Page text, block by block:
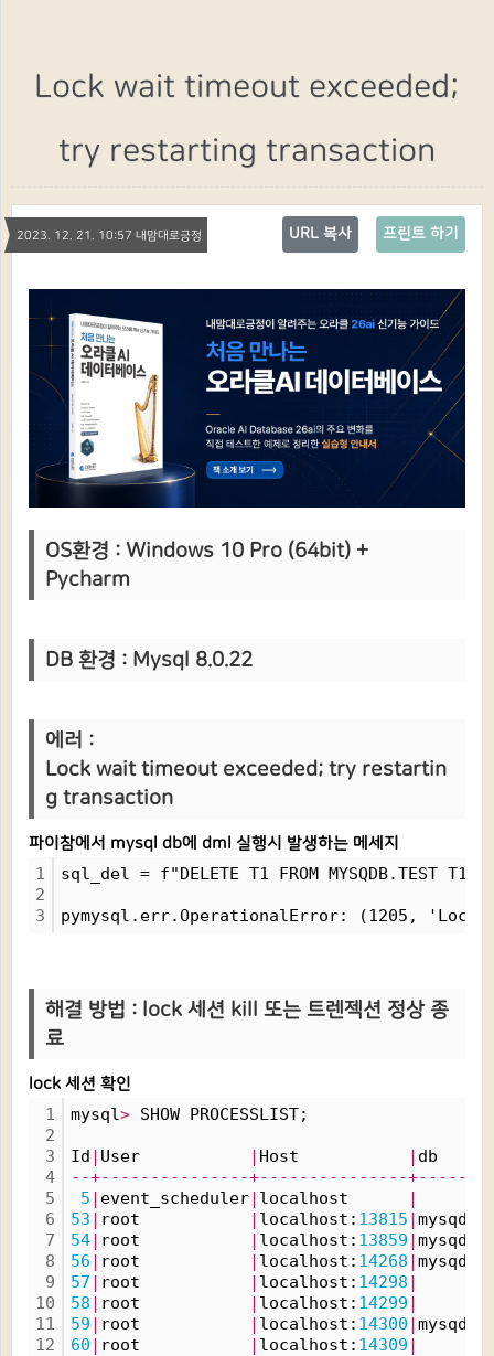
Lock wait timeout exceeded;
try restarting transaction
2023. 12. 21. 10:57 내맘대로긍정 프린트 하기
URL 복사
OS환경 : Windows 10 Pro (64bit) +
Pycharm
DB 환경 : Mysql 8.0.22
에러 :
Lock wait timeout exceeded; try restartin
g transaction
파이참에서 mysql db에 dml 실행시 발생하는 메세지
1
2
3
sql_del = f"DELETE T1 FROM MYSQDB.TEST T1
pymysql.err.OperationalError: (1205,
해결 방법 : lock 세션 kill 또는 트렌젝션 정상 종
료
lock 세션 확인
1
2
3
4
5
6
7
8
9
10
11
12
mysql> SHOW PROCESSLIST;
Id | User | Host | db
- -+- - - - - - - - - - - - - - -+- - - - - - - - - - - - - - -+- - - - -
5 | event_scheduler| localhost |
53 | root | localhost: 13815 |mysqdb
54| root | localhost: 13859 |mysqdb
56 | root | localhost: 14268 |mysqdb
57 | root | localhost: 14298 |
58 | root | localhost: 14299 |
59 | root | localhost: 14300 |mysqdb
60 | root | localhost: 14309 |